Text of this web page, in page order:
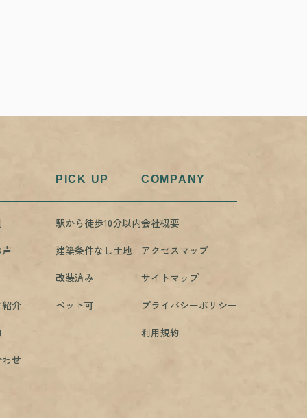
介
せ
PICK UP
駅から徒歩10分以内
建築条件なし土地
改装済み
ペット可
COMPANY
会社概要
アクセスマップ
サイトマップ
プライバシーポリシー
利用規約